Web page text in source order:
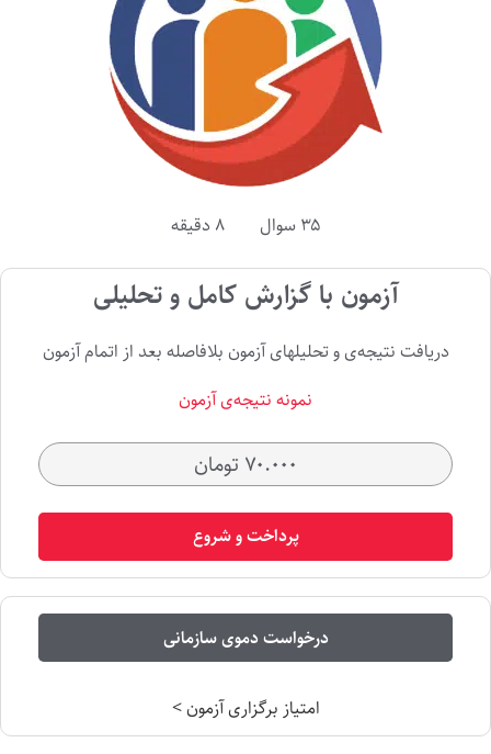
۳۵ سوال ۸ دقیقه
آزمون با گزارش کامل و تحلیلی
دریافت نتیجه‌ی و تحلیلهای آزمون بلافاصله بعد از اتمام آزمون
نمونه‌ نتیجه‌ی آزمون
۷۰.۰۰۰ تومان
پرداخت و شروع
درخواست دموی سازمانی
امتیاز برگزاری آزمون >